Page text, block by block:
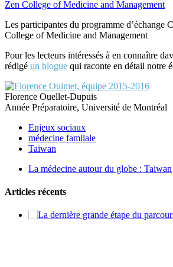
Les participantes du programme d’échange
College of Medicine and Management
Pour les lecteurs intéressés à en connaître
rédigé un blogue qui raconte en détail notre
Florence Ouellet-Dupuis
Année Préparatoire, Université de Montréal
Enjeux sociaux
médecine familale
Taiwan
La médecine autour du globe : Taiwan
Articles récents